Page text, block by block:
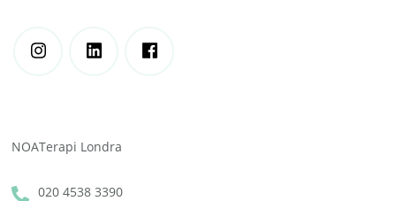
NOATerapi Londra
020 4538 3390